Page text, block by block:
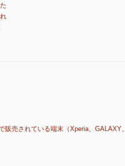
売されている端末（Xperia、GALAXY、